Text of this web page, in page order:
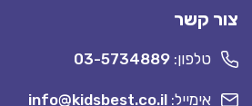
צור קשר
טלפון: 03-5734889
אימייל: info@kidsbest.co.il